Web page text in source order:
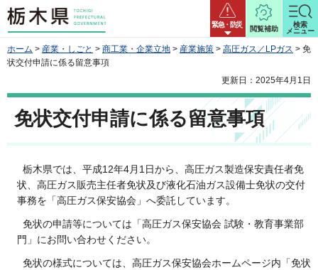
栃木県 緊急・防災
閲覧補助
検索
メニュー
ホーム > 産業・しごと > 商工業・企業立地 > 産業施策 > 高圧ガス／LPガス > 免
状交付申請に係る留意事項
更新日：2025年4月1日
免状交付申請に係る留意事項
栃木県では、平成12年4月1日から、高圧ガス製造保安責任者免
状、高圧ガス販売主任者免状及び液化石油ガス設備士免状の交付
事務を「高圧ガス保安協会」へ委託しています。
免状の申請等については「高圧ガス保安協会 試験・教育事業部
門」にお問い合わせください。
免状の様式については、高圧ガス保安協会ホームページ内「免状